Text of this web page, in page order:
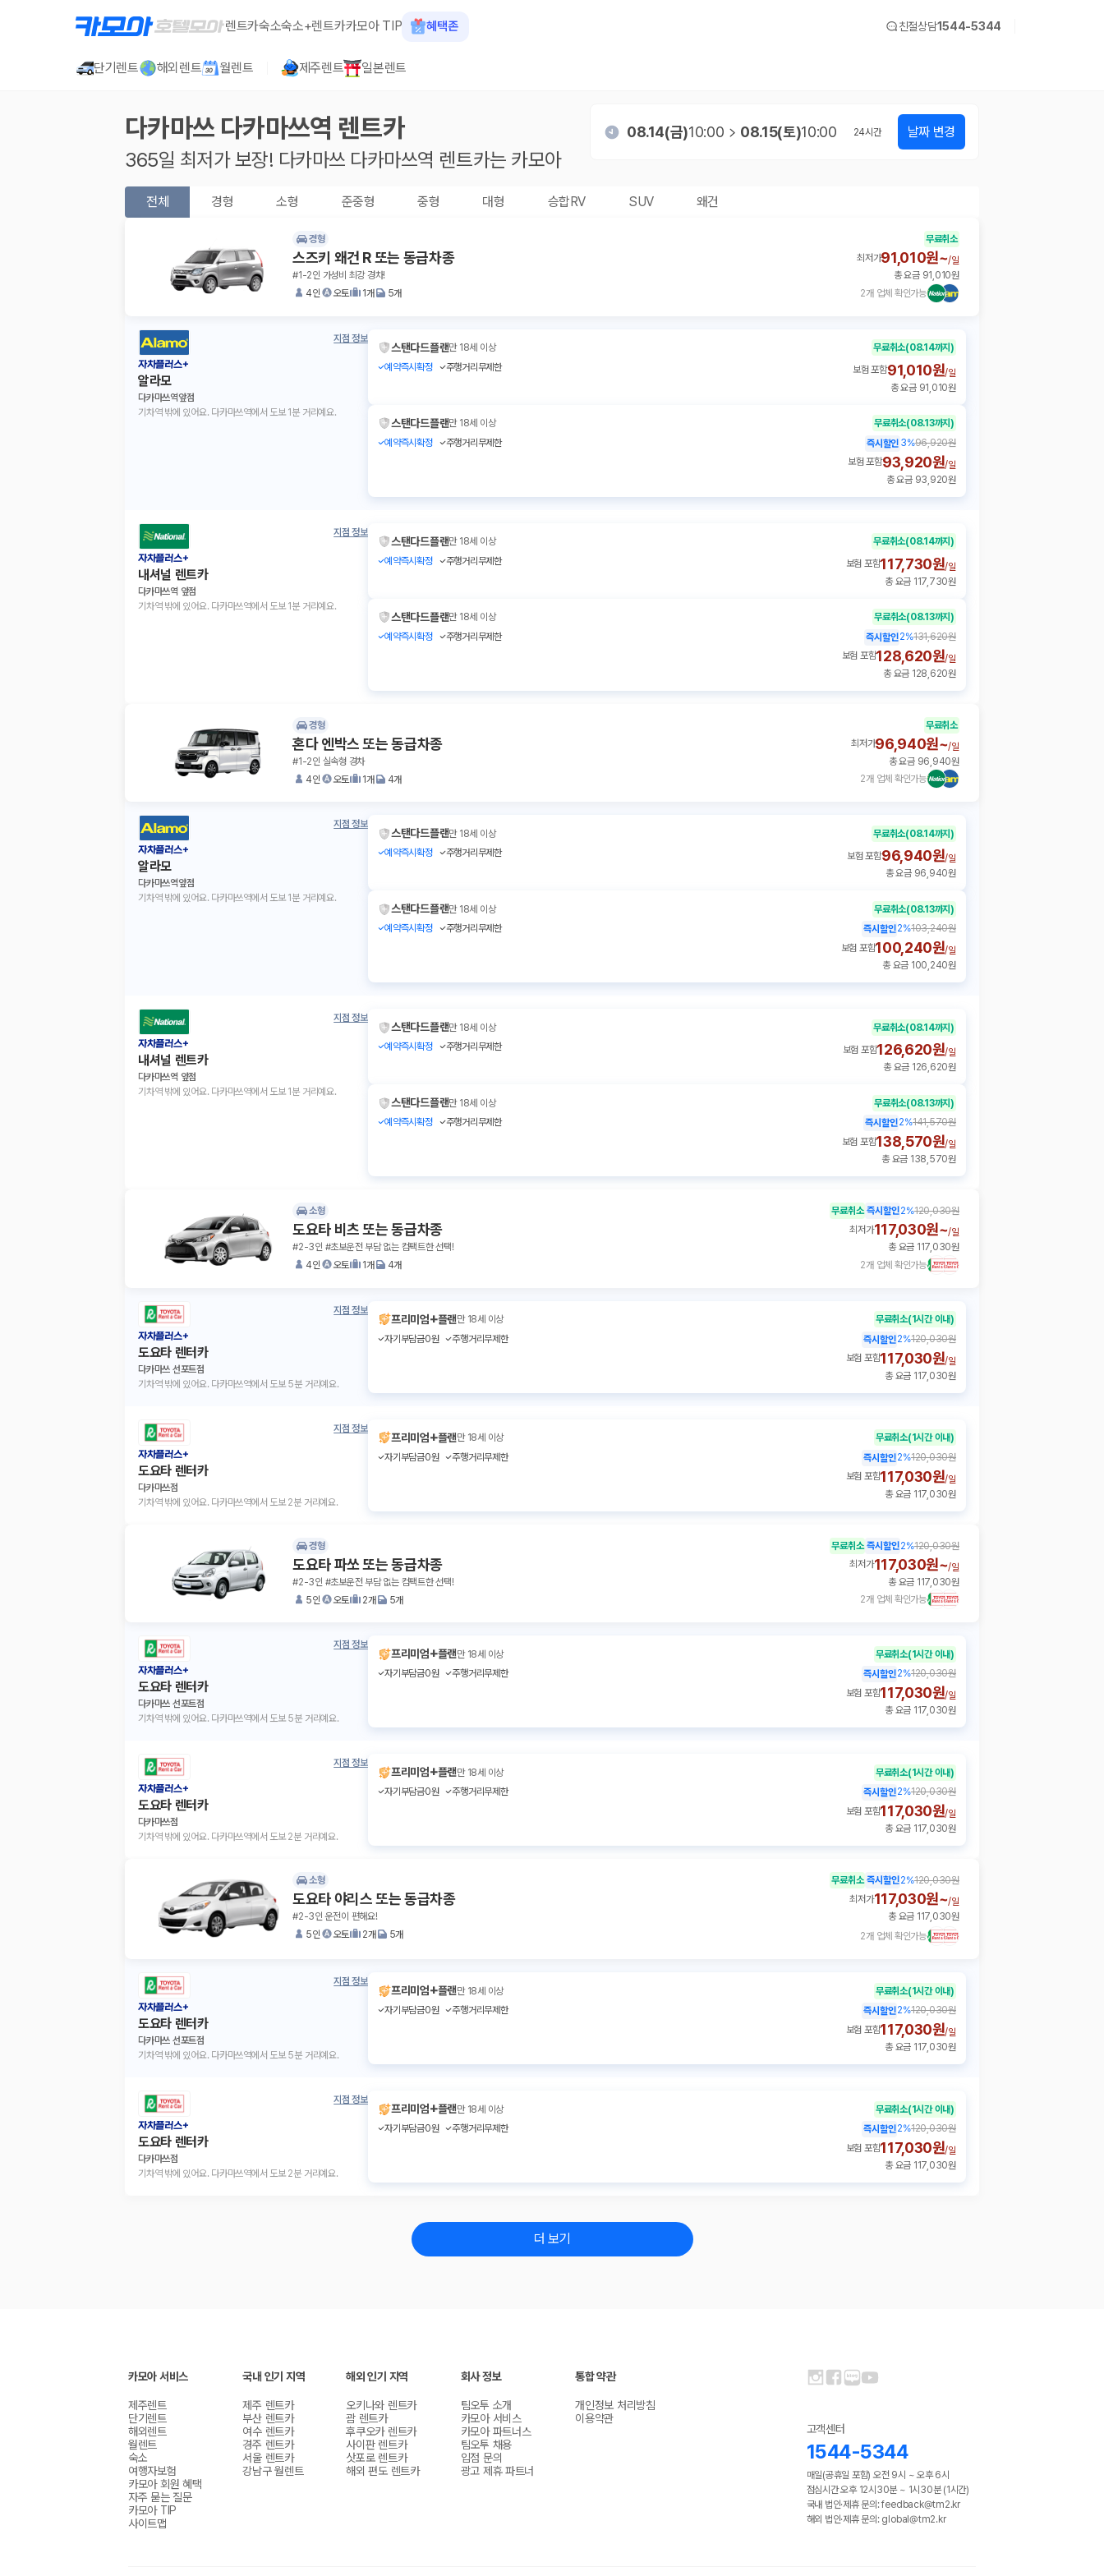
렌트카숙소숙소+렌트카카모아 TIP 혜택존 친절상담1544-5344
단기렌트 해외렌트 월렌트 제주렌트 일본렌트
다카마쓰 다카마쓰역 렌트카
365일 최저가 보장! 다카마쓰 다카마쓰역 렌트카는 카모아
08.14(금)10:00 08.15(토)10:00 24시간 날짜 변경
전체 경형 소형 준중형 중형 대형 승합RV SUV 왜건
경형
스즈키 왜건 R 또는 동급차종
#1-2인 가성비 최강 경차!
4인
오토 1개 5개 2개 업체 확인가능
무료취소
최저가91,010원~/일
총 요금 91,010원
지점 정보
자차플러스+
알라모
다카마쓰역앞점
기차역 밖에 있어요. 다카마쓰역에서 도보 1분 거리예요.
스탠다드플랜만 18세 이상 무료취소(08.14까지)
예약즉시확정
주행거리무제한 보험 포함91,010원/일
총 요금 91,010원
스탠다드플랜만 18세 이상 무료취소(08.13까지)
예약즉시확정
주행거리무제한 즉시할인 3%96,920원
보험 포함93,920원/일
총 요금 93,920원
지점 정보
자차플러스+
내셔널 렌트카
다카마쓰역 앞점
기차역 밖에 있어요. 다카마쓰역에서 도보 1분 거리예요.
스탠다드플랜만 18세 이상 무료취소(08.14까지)
예약즉시확정
주행거리무제한 보험 포함117,730원/일
총 요금 117,730원
스탠다드플랜만 18세 이상 무료취소(08.13까지)
예약즉시확정
주행거리무제한 즉시할인2%131,620원
보험 포함128,620원/일
총 요금 128,620원
경형
혼다 엔박스 또는 동급차종
#1-2인 실속형 경차
4인
오토 1개 4개 2개 업체 확인가능
무료취소
최저가96,940원~/일
총 요금 96,940원
지점 정보
자차플러스+
알라모
다카마쓰역앞점
기차역 밖에 있어요. 다카마쓰역에서 도보 1분 거리예요.
스탠다드플랜만 18세 이상 무료취소(08.14까지)
예약즉시확정
주행거리무제한 보험 포함96,940원/일
총 요금 96,940원
스탠다드플랜만 18세 이상 무료취소(08.13까지)
예약즉시확정
주행거리무제한 즉시할인2%103,240원
보험 포함100,240원/일
총 요금 100,240원
지점 정보
자차플러스+
내셔널 렌트카
다카마쓰역 앞점
기차역 밖에 있어요. 다카마쓰역에서 도보 1분 거리예요.
스탠다드플랜만 18세 이상 무료취소(08.14까지)
예약즉시확정
주행거리무제한 보험 포함126,620원/일
총 요금 126,620원
스탠다드플랜만 18세 이상 무료취소(08.13까지)
예약즉시확정
주행거리무제한 즉시할인2%141,570원
보험 포함138,570원/일
총 요금 138,570원
소형
도요타 비츠 또는 동급차종
#2-3인 #초보운전 부담 없는 컴팩트한 선택!
4인
오토 1개 4개 2개 업체 확인가능
무료취소 즉시할인2%120,030원
최저가117,030원~/일
총 요금 117,030원
지점 정보
자차플러스+
도요타 렌터카
다카마쓰 선포트점
기차역 밖에 있어요. 다카마쓰역에서 도보 5분 거리예요.
프리미엄+플랜만 18세 이상 무료취소(1시간 이내)
자기부담금0원
주행거리무제한 즉시할인2%120,030원
보험 포함117,030원/일
총 요금 117,030원
지점 정보
자차플러스+
도요타 렌터카
다카마쓰점
기차역 밖에 있어요. 다카마쓰역에서 도보 2분 거리예요.
프리미엄+플랜만 18세 이상 무료취소(1시간 이내)
자기부담금0원
주행거리무제한 즉시할인2%120,030원
보험 포함117,030원/일
총 요금 117,030원
경형
도요타 파쏘 또는 동급차종
#2-3인 #초보운전 부담 없는 컴팩트한 선택!
5인
오토 2개 5개 2개 업체 확인가능
무료취소 즉시할인2%120,030원
최저가117,030원~/일
총 요금 117,030원
지점 정보
자차플러스+
도요타 렌터카
다카마쓰 선포트점
기차역 밖에 있어요. 다카마쓰역에서 도보 5분 거리예요.
프리미엄+플랜만 18세 이상 무료취소(1시간 이내)
자기부담금0원
주행거리무제한 즉시할인2%120,030원
보험 포함117,030원/일
총 요금 117,030원
지점 정보
자차플러스+
도요타 렌터카
다카마쓰점
기차역 밖에 있어요. 다카마쓰역에서 도보 2분 거리예요.
프리미엄+플랜만 18세 이상 무료취소(1시간 이내)
자기부담금0원
주행거리무제한 즉시할인2%120,030원
보험 포함117,030원/일
총 요금 117,030원
소형
도요타 야리스 또는 동급차종
#2-3인 운전이 편해요!
5인
오토 2개 5개 2개 업체 확인가능
무료취소 즉시할인2%120,030원
최저가117,030원~/일
총 요금 117,030원
지점 정보
자차플러스+
도요타 렌터카
다카마쓰 선포트점
기차역 밖에 있어요. 다카마쓰역에서 도보 5분 거리예요.
프리미엄+플랜만 18세 이상 무료취소(1시간 이내)
자기부담금0원
주행거리무제한 즉시할인2%120,030원
보험 포함117,030원/일
총 요금 117,030원
지점 정보
자차플러스+
도요타 렌터카
다카마쓰점
기차역 밖에 있어요. 다카마쓰역에서 도보 2분 거리예요.
프리미엄+플랜만 18세 이상 무료취소(1시간 이내)
자기부담금0원
주행거리무제한 즉시할인2%120,030원
보험 포함117,030원/일
총 요금 117,030원
더 보기
카모아 서비스
제주렌트
단기렌트
해외렌트
월렌트
숙소
여행자보험
카모아 회원 혜택
자주 묻는 질문
카모아 TIP
사이트맵
국내 인기 지역
제주 렌트카
부산 렌트카
여수 렌트카
경주 렌트카
서울 렌트카
강남구 월렌트
해외 인기 지역
오키나와 렌트카
괌 렌트카
후쿠오카 렌트카
사이판 렌트카
삿포로 렌트카
해외 편도 렌트카
회사 정보
팀오투 소개
카모아 서비스
카모아 파트너스
팀오투 채용
입점 문의
광고 제휴 파트너
통합 약관
개인정보 처리방침
이용약관
고객센터
1544-5344
매일(공휴일 포함) 오전 9시 ~ 오후 6시
점심시간 오후 12시30분 ~ 1시30분 (1시간)
국내 법인·제휴 문의: feedback@tm2.kr
해외 법인·제휴 문의: global@tm2.kr